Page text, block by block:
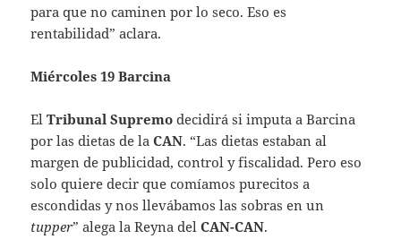
para que no caminen por lo seco. Eso es
rentabilidad” aclara.
Miércoles 19 Barcina
ElTribunal Supremo decidirá si imputa a Barcina
por las dietas de la CAN. “Las dietas estaban al
margen de publicidad, control y fiscalidad. Pero eso
solo quiere decir que comíamos purecitos a
escondidas y nos llevábamos las sobras en un
tupper” alega la Reyna delCAN-CAN.